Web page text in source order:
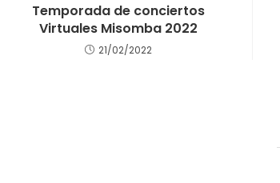
Temporada de conciertos
Virtuales Misomba 2022
21/02/2022